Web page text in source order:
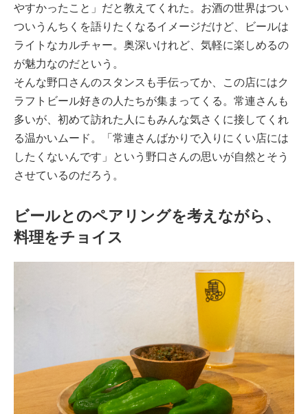
やすかったこと」だと教えてくれた。お酒の世界はつい
ついうんちくを語りたくなるイメージだけど、ビールは
ライトなカルチャー。奥深いけれど、気軽に楽しめるの
が魅力なのだという。
そんな野口さんのスタンスも手伝ってか、この店にはク
ラフトビール好きの人たちが集まってくる。常連さんも
多いが、初めて訪れた人にもみんな気さくに接してくれ
る温かいムード。「常連さんばかりで入りにくい店には
したくないんです」という野口さんの思いが自然とそう
させているのだろう。
ビールとのペアリングを考えながら、
料理をチョイス